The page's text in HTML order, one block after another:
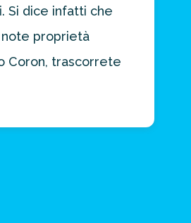
Si dice infatti che
note proprietà
Coron, trascorrete